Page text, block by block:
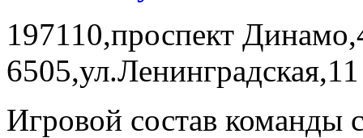
197110,проспект
6505,ул.Ленинградская,11
Игровой состав команды